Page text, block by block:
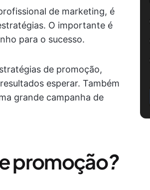
de marketing, é
O importante é
para o sucesso.
de promoção,
esperar. Também
grande campanha de
promoção?